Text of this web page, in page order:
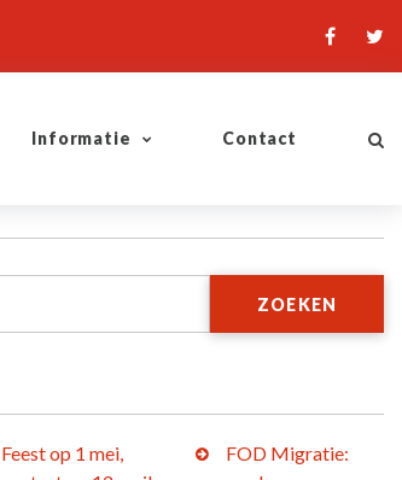
Informatie Contact
ZOEKEN
Feest op 1 mei,
FOD Migratie: